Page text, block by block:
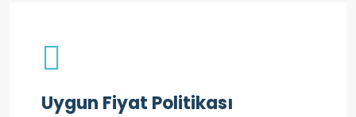
Uygun Fiyat Politikası